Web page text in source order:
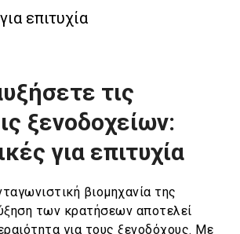
επιτυχία
τις
ξενοδοχείων:
για επιτυχία
βιομηχανία της
των κρατήσεων αποτελεί
για τους ξενοδόχους. Με
Blog
Κράτηση
En Gr